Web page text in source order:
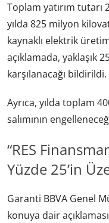
Toplam yatırım
yılda 825 milyon
kaynaklı elektrik
açıklamada, yaklaşık
karşılanacağı bildirildi.
Ayrıca, yılda toplam
salımının
“RES
Yüzde 25’in
Garanti BBVA Genel
konuya dair